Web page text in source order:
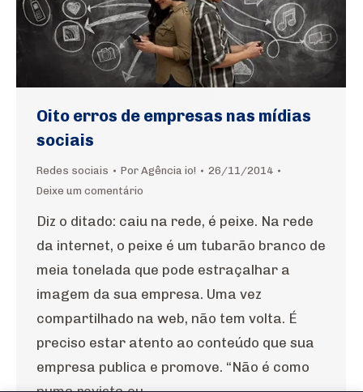
Oito erros de empresas nas mídias
sociais
Redes sociais Por Agência io!
26/11/2014
Deixe um comentário
Diz o ditado: caiu na rede, é peixe. Na rede
da internet, o peixe é um tubarão branco de
meia tonelada que pode estraçalhar a
imagem da sua empresa. Uma vez
compartilhado na web, não tem volta. É
preciso estar atento ao conteúdo que sua
empresa publica e promove. “Não é como